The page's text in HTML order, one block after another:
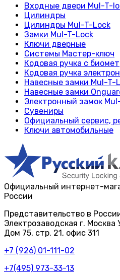
Входные двери Mul-T-
Цилиндры
Цилиндры Mul-T-Lock
Замки Mul-T-Lock
Ключи дверные
Системы Мастер-ключ
Кодовая ручка с
Кодовая ручка
Навесные замки Mul-T-
Навесные замки
Электронный замок
Сувениры
Официальный сервис,
Ключи автомобильные
Официальный интернет-
России
Представительство в
Электрозаводская г.
Дом 75, стр. 21, офис 311
+7 (926) 01-111-02
+7(495) 973-33-13